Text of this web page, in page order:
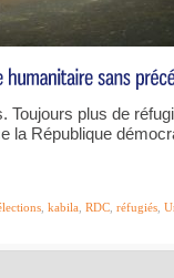
Toujours plus de
la République
kabila RDC réfugiés